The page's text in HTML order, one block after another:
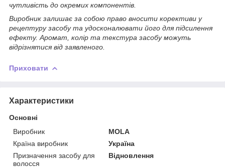
чутливість до окремих компонентів.
Виробник залишає за собою право вносити корективи у
рецептуру засобу та удосконалювати його для підсилення
ефекту. Аромат, колір та текстура засобу можуть
відрізнятися від заявленого.
Приховати
Характеристики
Основні
Виробник
MOLA
Країна виробник
Україна
Призначення засобу для
волосся
Відновлення